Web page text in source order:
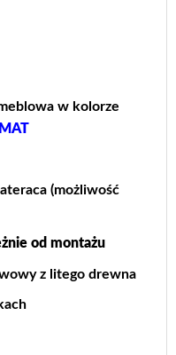
w kolorze
(możliwość
od montażu
z litego drewna